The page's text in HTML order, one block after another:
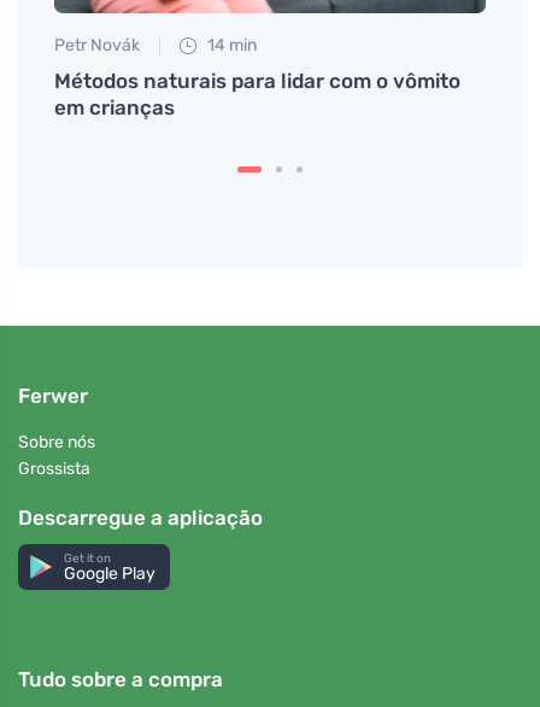
Petr Novák 14 min
Métodos naturais para lidar com o vômito
em crianças
Ferwer
Sobre nós
Grossista
Descarregue a aplicação
Get it on
Google Play
Tudo sobre a compra